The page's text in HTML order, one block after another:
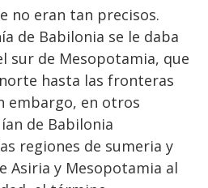
no eran tan precisos.
de Babilonia se le daba
sur de Mesopotamia, que
hasta las fronteras
embargo, en otros
de Babilonia
regiones de sumeria y
Asiria y Mesopotamia al